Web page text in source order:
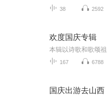
38 2592
欢度国庆专辑
167 6788
国庆出游去山西